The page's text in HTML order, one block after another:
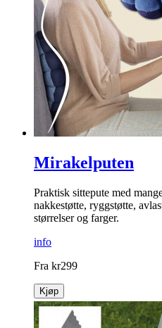
Mirakelputen
Praktisk sittepute med
nakkestøtte, ryggstøtte,
størrelser og farger.
info
Fra kr299
Kjøp